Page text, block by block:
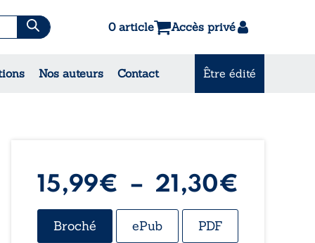
0 article Accès privé
Nos auteurs Contact Être édité
& Contes
15,99€ – 21,30€
de
Broché ePub PDF